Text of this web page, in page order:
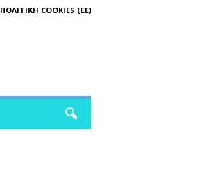
ΠΟΛΙΤΙΚΉ COOKIES (ΕΕ)